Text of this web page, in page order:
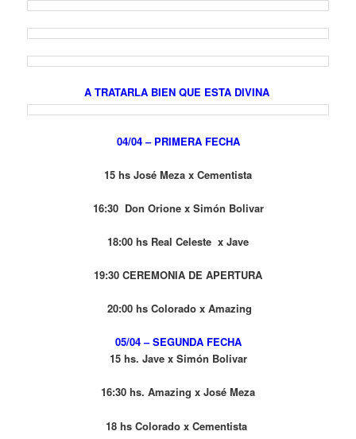
A TRATARLA BIEN QUE ESTA DIVINA
04/04 – PRIMERA FECHA
15 hs José Meza x Cementista
16:30 Don Orione x Simón Bolivar
18:00 hs Real Celeste x Jave
19:30 CEREMONIA DE APERTURA
20:00 hs Colorado x Amazing
05/04 – SEGUNDA FECHA
15 hs. Jave x Simón Bolivar
16:30 hs. Amazing x José Meza
18 hs Colorado x Cementista